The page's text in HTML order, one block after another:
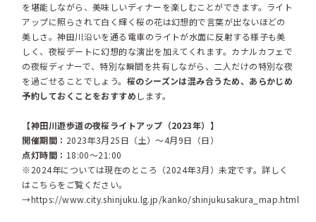
を堪能しながら、美味しいディナーを楽しむことができます。ライト
アップに照らされて白く輝く桜の花は幻想的で言葉が出ないほどの
美しさ。神田川沿いを通る電車のライトが水面に反射する様子も美
しく、夜桜デートに幻想的な演出を加えてくれます。カナルカフェで
の夜桜ディナーで、特別な瞬間を共有しながら、二人だけの特別な夜
を過ごせることでしょう。 桜のシーズンは混み合うため、あらかじめ
予約しておくことをおすすめ します。
【神田川遊歩道の夜桜ライトアップ（2023年）】
開催期間： 2023年3月25日（土）～4月9日（日）
点灯時間： 18:00～21:00
※2024年については現在のところ（2024年3月）未定です。詳しく
はこちらをご覧ください。
→https://www.city.shinjuku.lg.jp/kanko/shinjukusakura_map.html